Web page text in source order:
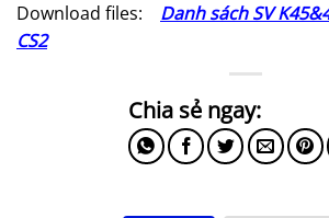
Download files: Danh sách SV
CS2